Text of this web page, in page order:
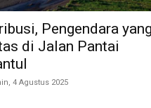
Pengendara
di Jalan Pantai
4 Agustus 2025